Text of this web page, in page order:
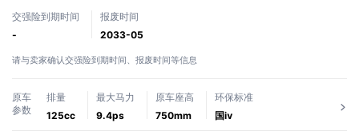
交强险到期时间
-
报废时间
2033-05
请与卖家确认交强险到期时间、报废时间等信息
原车
参数
排量
125cc
最大马力
9.4ps
原车座高
750mm
环保标准
国ⅳ